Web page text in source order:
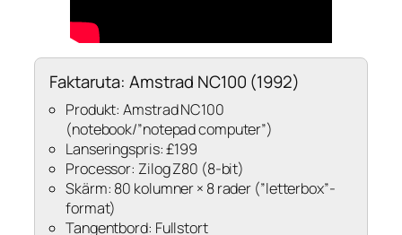
Faktaruta: Amstrad NC100 (1992)
Produkt: Amstrad NC100
(notebook/”notepad computer”)
Lanseringspris: £199
Processor: Zilog Z80 (8-bit)
Skärm: 80 kolumner × 8 rader (”letterbox”-
format)
Tangentbord: Fullstort